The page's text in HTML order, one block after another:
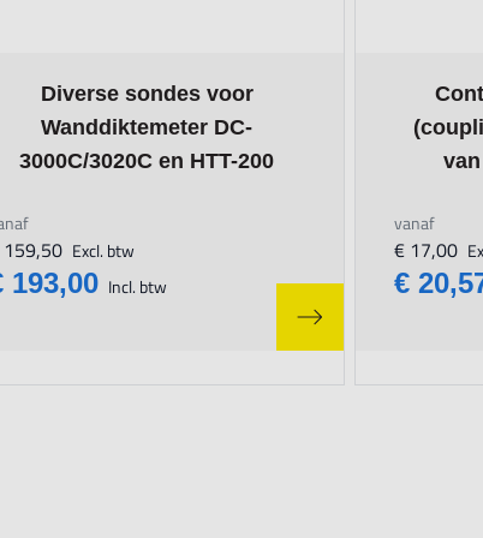
page
Diverse sondes voor
Wanddiktemeter DC-
3000C/3020C en HTT-200
The price depends on the options chosen on the product page
193,00 Incl. btw
Excl. btw
The
vanaf
€
€ 17,00